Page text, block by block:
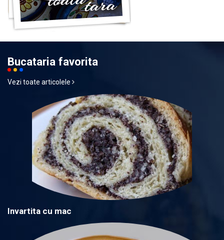
Bucataria favorita
Vezi toate articolele
Invartita cu mac